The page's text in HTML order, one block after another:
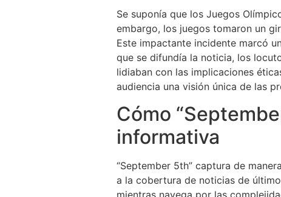
Se suponía que los Juegos
embargo, los juegos tomaron un
Este impactante incidente marcó
que se difundía la noticia, los
lidiaban con las implicaciones
audiencia una visión única de las
Cómo
informativa
“September 5th” captura de
a la cobertura de noticias de
mientras navega por las